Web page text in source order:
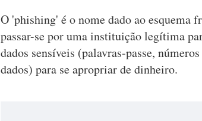
O 'phishing' é o nome dado ao esquema
passar-se por uma instituição legítima
dados sensíveis (palavras-passe,
dados) para se apropriar de dinheiro.